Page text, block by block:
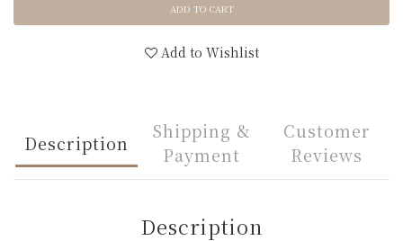
ADD TO CART
Add to Wishlist
Description
Shipping &
Payment
Customer
Reviews
Description